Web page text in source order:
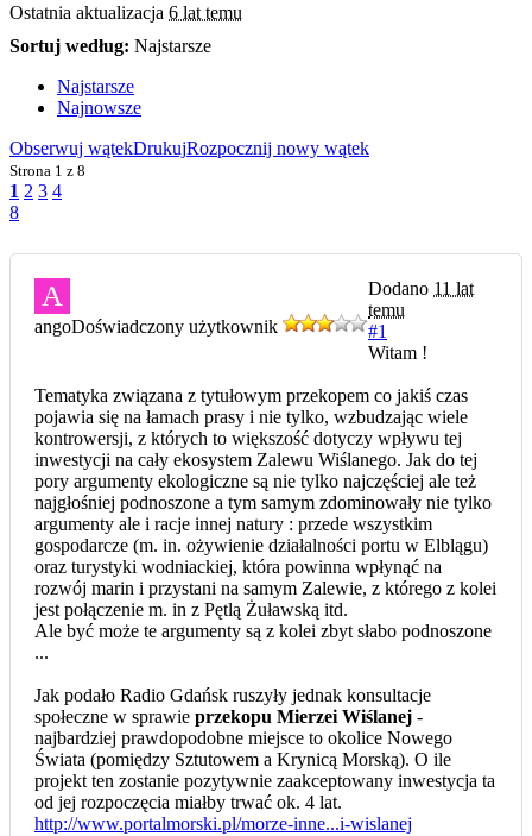
Ostatnia aktualizacja 6 lat temu
Sortuj według: Najstarsze
Najstarsze
Najnowsze
Obserwuj wątekDrukujRozpocznij nowy wątek
Strona 1 z 8
1 2 3 4
8
A
angoDoświadczony użytkownik
Dodano 11 lat
temu
#1
Witam !
Tematyka związana z tytułowym przekopem co jakiś czas
pojawia się na łamach prasy i nie tylko, wzbudzając wiele
kontrowersji, z których to większość dotyczy wpływu tej
inwestycji na cały ekosystem Zalewu Wiślanego. Jak do tej
pory argumenty ekologiczne są nie tylko najczęściej ale też
najgłośniej podnoszone a tym samym zdominowały nie tylko
argumenty ale i racje innej natury : przede wszystkim
gospodarcze (m. in. ożywienie działalności portu w Elblągu)
oraz turystyki wodniackiej, która powinna wpłynąć na
rozwój marin i przystani na samym Zalewie, z którego z kolei
jest połączenie m. in z Pętlą Żuławską itd.
Ale być może te argumenty są z kolei zbyt słabo podnoszone
...
Jak podało Radio Gdańsk ruszyły jednak konsultacje
społeczne w sprawie przekopu Mierzei Wiślanej -
najbardziej prawdopodobne miejsce to okolice Nowego
Świata (pomiędzy Sztutowem a Krynicą Morską). O ile
projekt ten zostanie pozytywnie zaakceptowany inwestycja ta
od jej rozpoczęcia miałby trwać ok. 4 lat.
http://www.portalmorski.pl/morze-inne...i-wislanej